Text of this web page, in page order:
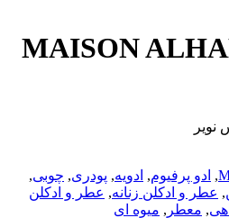
MAISON
, ادو پرفیوم, ادویه, پودری, چوبی,
, عطر و ادکلن زنانه, عطر و ادکلن
, معطر , میوه ای